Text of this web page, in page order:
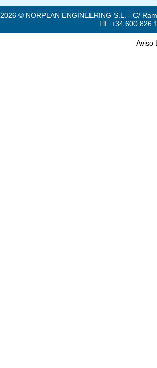
2026 © NORPLAN ENGINEERING S.L. - C/
Tlf: +34 600 826
Aviso